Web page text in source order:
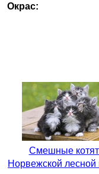
Окрас:
Смешные
Норвежской лесной